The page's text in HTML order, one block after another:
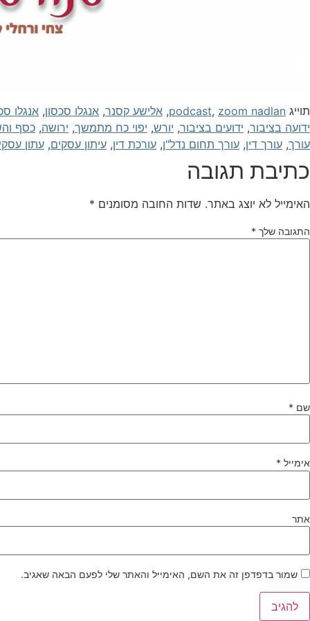
תוייג podcast, zoom nadlan
, אלישע קסנר, אנגלו סכסון, אנגלו
ידועה בציבור, ידועים בציבור, יורש, יפוי כח מתמשך, ירושה, כסף
עורך, עורך דין, עורך תחום נדל"ן, עורכת דין, עיתון עסקים, עתון
כתיבת תגובה
האימייל לא יוצג באתר. שדות החובה מסומנים *
התגובה שלך *
שם *
אימייל *
אתר
שמור בדפדפן זה את השם, האימייל והאתר שלי לפעם הבאה שאגיב.